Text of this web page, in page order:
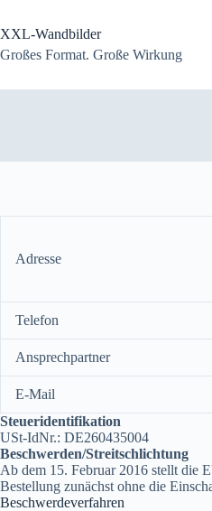
springen
XXL-Wandbilder
Großes Format. Große Wirkung
Adresse
Telefon
Ansprechpartner
E-Mail
Steueridentifikation
USt-IdNr.: DE260435004
Beschwerden/Streitschlichtung
Ab dem 15. Februar 2016 stellt die
Bestellung zunächst ohne die
Beschwerdeverfahren